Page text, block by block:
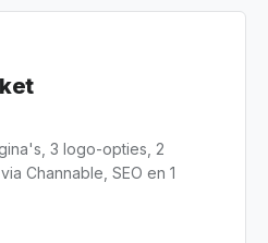
3 logo-opties, 2
Channable, SEO en 1